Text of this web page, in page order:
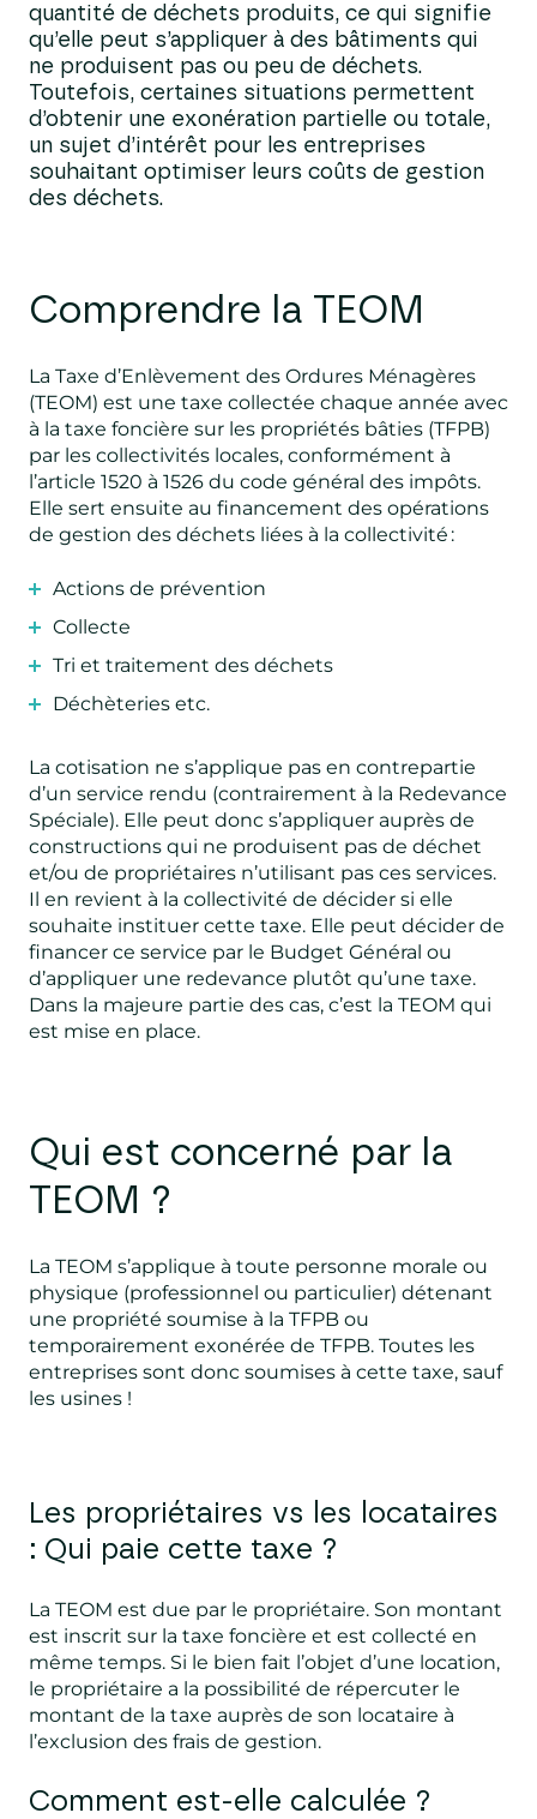
quantité de déchets produits, ce qui signifie
qu’elle peut s’appliquer à des bâtiments qui
ne produisent pas ou peu de déchets.
Toutefois, certaines situations permettent
d’obtenir une exonération partielle ou totale,
un sujet d’intérêt pour les entreprises
souhaitant optimiser leurs coûts de gestion
des déchets.
Comprendre la TEOM
La Taxe d’Enlèvement des Ordures Ménagères
(TEOM) est une taxe collectée chaque année avec
à la taxe foncière sur les propriétés bâties (TFPB)
par les collectivités locales, conformément à
l’article 1520 à 1526 du code général des impôts.
Elle sert ensuite au financement des opérations
de gestion des déchets liées à la collectivité :
Actions de prévention
Collecte
Tri et traitement des déchets
Déchèteries etc.
La cotisation ne s’applique pas en contrepartie
d’un service rendu (contrairement à la Redevance
Spéciale). Elle peut donc s’appliquer auprès de
constructions qui ne produisent pas de déchet
et/ou de propriétaires n’utilisant pas ces services.
Il en revient à la collectivité de décider si elle
souhaite instituer cette taxe. Elle peut décider de
financer ce service par le Budget Général ou
d’appliquer une redevance plutôt qu’une taxe.
Dans la majeure partie des cas, c’est la TEOM qui
est mise en place.
Qui est concerné par la
TEOM ?
La TEOM s’applique à toute personne morale ou
physique (professionnel ou particulier) détenant
une propriété soumise à la TFPB ou
temporairement exonérée de TFPB. Toutes les
entreprises sont donc soumises à cette taxe, sauf
les usines !
Les propriétaires vs les locataires
: Qui paie cette taxe ?
La TEOM est due par le propriétaire. Son montant
est inscrit sur la taxe foncière et est collecté en
même temps. Si le bien fait l’objet d’une location,
le propriétaire a la possibilité de répercuter le
montant de la taxe auprès de son locataire à
l’exclusion des frais de gestion.
Comment est-elle calculée ?